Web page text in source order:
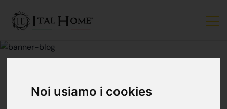
Noi usiamo i cookies